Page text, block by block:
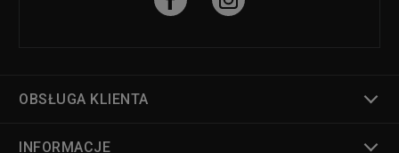
OBSŁUGA KLIENTA
INFORMACJE